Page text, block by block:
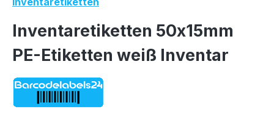
Inventaretiketten 50x15mm
PE-Etiketten weiß Inventar